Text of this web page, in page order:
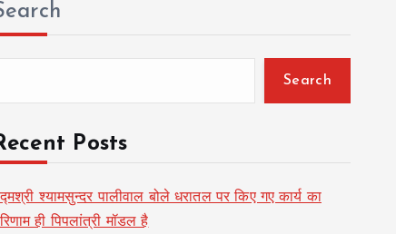
Search
Posts
श्यामसुन्दर पालीवाल बोले धरातल पर किए गए कार्य का
ही पिपलांत्री मॉडल है